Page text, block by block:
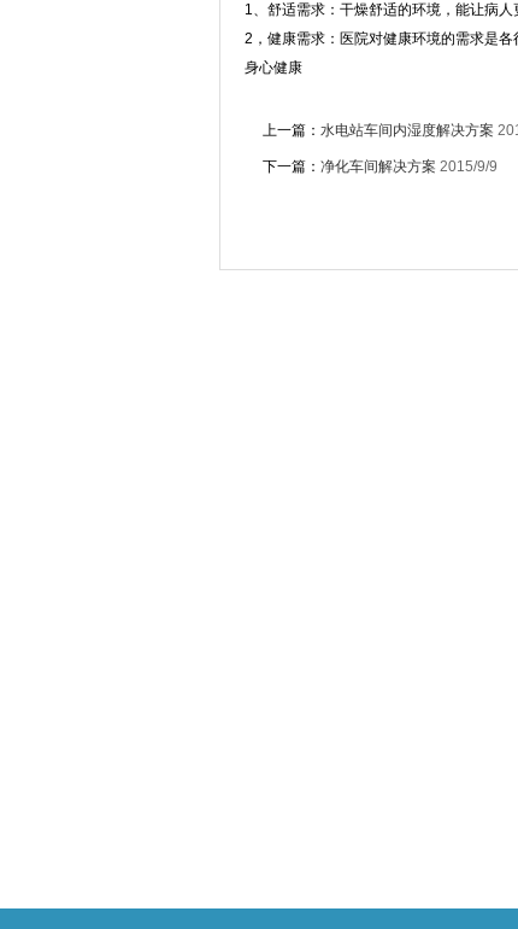
1、舒适需求：干燥舒适的环境，能让病
2，健康需求：医院对健康环境的需求是
身心健康
上一篇： 水电站车间内湿度解决方案
下一篇： 净化车间解决方案 2015/9/9